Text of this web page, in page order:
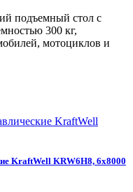
подъемный стол с
300 кг,
мотоциклов и
KraftWell KRW6H8, 6х8000